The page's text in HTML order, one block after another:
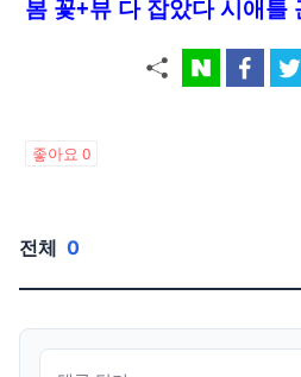
봄 꽃+뷰 다 잡았다 시애틀
좋아요 0
전체 0